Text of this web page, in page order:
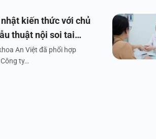
kiến thức với chủ
thuật nội soi tai
An Việt đã phối hợp
ty…